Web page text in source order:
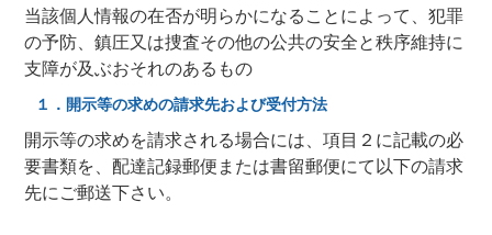
当該個人情報の在否が明らかになることによって、犯罪
の予防、鎮圧又は捜査その他の公共の安全と秩序維持に
支障が及ぶおそれのあるもの
１．開示等の求めの請求先および受付方法
開示等の求めを請求される場合には、項目２に記載の必
要書類を、配達記録郵便または書留郵便にて以下の請求
先にご郵送下さい。